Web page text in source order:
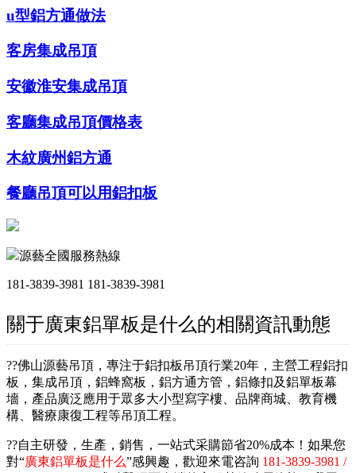
u型鋁方通做法
客房集成吊頂
安徽淮安集成吊頂
客廳集成吊頂價格表
木紋廣州鋁方通
餐廳吊頂可以用鋁扣板
源藝全國服務熱線
181-3839-3981 181-3839-3981
關于廣東鋁單板是什么的相關資訊動態
??佛山源藝吊頂，專注于鋁扣板吊頂行業20年，主營工程鋁扣
板，集成吊頂，鋁蜂窩板，鋁方通方管，鋁條扣及鋁單板幕
墻，產品廣泛應用于眾多大小型寫字樓、品牌商城、教育機
構、醫療康復工程等吊頂工程。
??自主研發，生產，銷售，一站式采購節省20%成本！如果您
對“廣東鋁單板是什么”感興趣，歡迎來電咨詢 181-3839-3981 /